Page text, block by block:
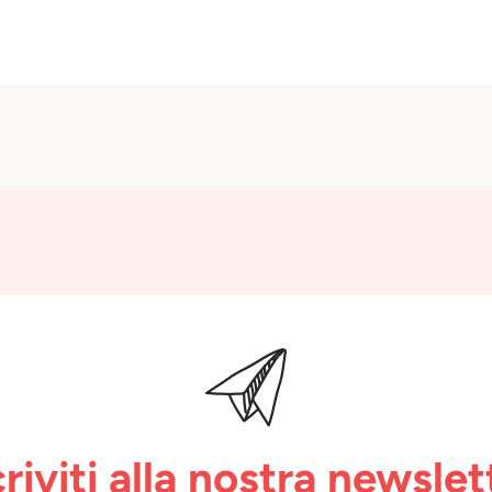
alla nostra